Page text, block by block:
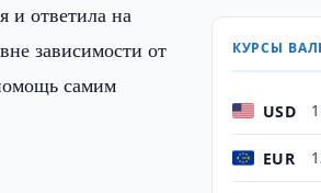
ответила на
зависимости от
самим
КУРСЫ
USD
EUR